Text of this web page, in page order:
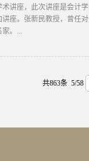
术讲座，此次讲座是会计
讲座。张新民教授，曾任
家。...
共863条 5/58